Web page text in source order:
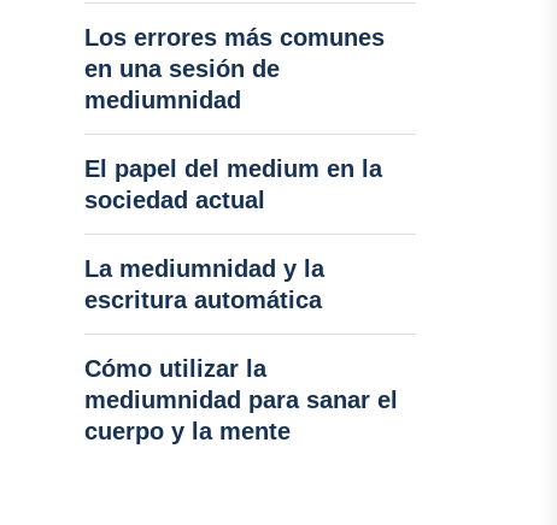
Los errores más comunes
en una sesión de
mediumnidad
El papel del medium en la
sociedad actual
La mediumnidad y la
escritura automática
Cómo utilizar la
mediumnidad para sanar el
cuerpo y la mente